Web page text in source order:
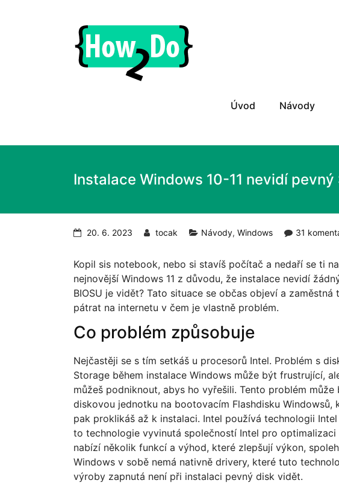
ghgfhgfhdhrhretHow2Do.cz
Praktické
tipy
jak
Úvod Návody
Instalace Windows 10-11 nevidí pevný
20. 6. 2023 tocak Návody, Windows 31
Kopil sis notebook, nebo si stavíš počítač a nedaří se ti
nejnovější Windows 11 z důvodu, že instalace nevidí
BIOSU je vidět? Tato situace se občas objeví a
pátrat na internetu v čem je vlastně problém.
Co problém způsobuje
Nejčastěji se s tím setkáš u procesorů Intel. Problém s
Storage během instalace Windows může být frustrující,
můžeš podniknout, abys ho vyřešili. Tento problém
diskovou jednotku na bootovacím Flashdisku Windowsů,
pak proklikáš až k instalaci. Intel používá technologii
to technologie vyvinutá společností Intel pro optimalizaci
nabízí několik funkcí a výhod, které zlepšují výkon,
Windows v sobě nemá nativně drivery, které tuto
výroby zapnutá není při instalaci pevný disk vidět.